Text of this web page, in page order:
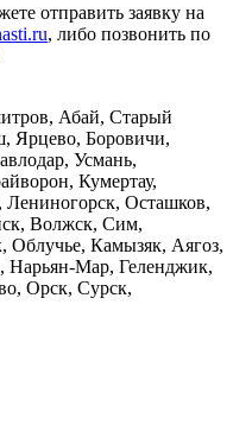
отправить заявку на
, либо позвонить по
Абай, Старый
Ярцево, Боровичи,
Усмань,
Кумертау,
Лениногорск, Осташков,
Волжск, Сим,
Облучье, Камызяк, Аягоз,
Нарьян-Мар, Геленджик,
Орск, Сурск,